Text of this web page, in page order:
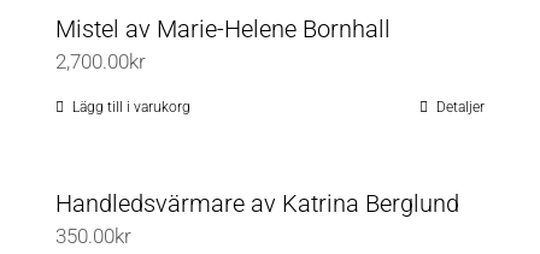
har
varianter.
alternativen
Mistel av Marie-Helene Bornhall
2,700.00kr
Lägg till i varukorg Detaljer
Handledsvärmare av Katrina Berglund
350.00kr